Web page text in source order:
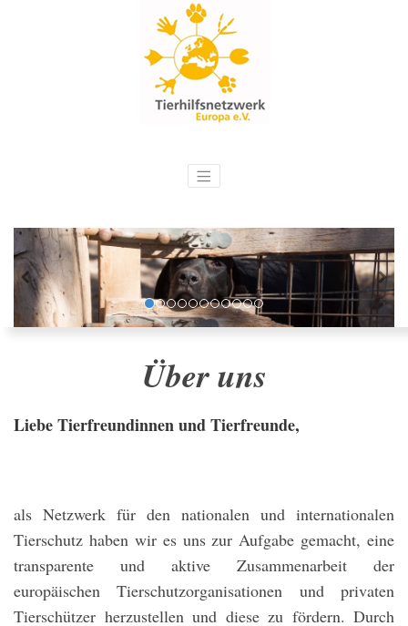
Über uns
Liebe Tierfreundinnen und Tierfreunde,
als Netzwerk für den nationalen und internationalen
Tierschutz haben wir es uns zur Aufgabe gemacht, eine
transparente und aktive Zusammenarbeit der
europäischen Tierschutzorganisationen und privaten
Tierschützer herzustellen und diese zu fördern. Durch